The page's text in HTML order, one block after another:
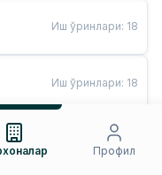
Иш ўринлари: 18
Иш ўринлари: 18
Иш ўринлари
Профил